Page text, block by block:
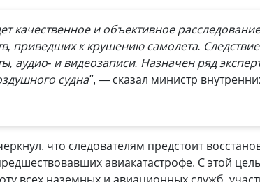
качественное и объективное
приведших к крушению самолета.
аудио- и видеозаписи. Назначен ряд
судна", — сказал министр
что следователям предстоит
авиакатастрофе. С этой